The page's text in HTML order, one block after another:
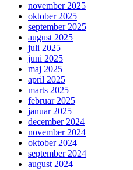
november 2025
oktober 2025
september 2025
august 2025
juli 2025
juni 2025
maj 2025
april 2025
marts 2025
februar 2025
januar 2025
december 2024
november 2024
oktober 2024
september 2024
august 2024